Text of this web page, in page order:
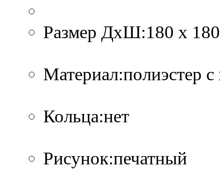
Размер ДхШ:180 х
Материал:полиэстер
Кольца:нет
Рисунок:печатный